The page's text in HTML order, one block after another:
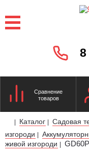
8
Сравнение
товаров
| Каталог | Садовая
изгороди |
живой изгороди |